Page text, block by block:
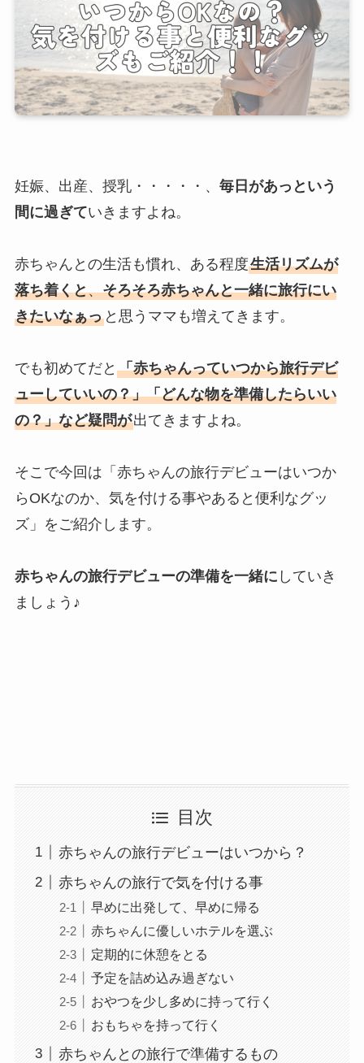
妊娠、出産、授乳・・・・・、 毎日があっという
間に過ぎていきますよね。
赤ちゃんとの生活も慣れ、ある程度生活リズムが
落ち着くと、そろそろ赤ちゃんと一緒に旅行にい
きたいなぁっと思うママも増えてきます。
でも初めてだと 「赤ちゃんっていつから旅行デビ
ューしていいの？」「どんな物を準備したらいい
の？」など疑問が出てきますよね。
そこで今回は「赤ちゃんの旅行デビューはいつか
らOKなのか、気を付ける事やあると便利なグッ
ズ」をご紹介します。
赤ちゃんの旅行デビューの準備を一緒に していき
ましょう♪
目次
赤ちゃんの旅行デビューはいつから？
赤ちゃんの旅行で気を付ける事
早めに出発して、早めに帰る
赤ちゃんに優しいホテルを選ぶ
定期的に休憩をとる
予定を詰め込み過ぎない
おやつを少し多めに持って行く
おもちゃを持って行く
赤ちゃんとの旅行で準備するもの